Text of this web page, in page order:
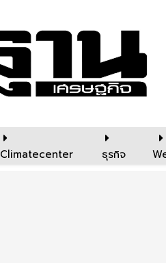
Climatecenter ธุรกิจ